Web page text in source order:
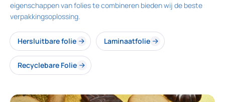
eigenschappen van folies te combineren bieden wij de beste
verpakkingsoplossing.
Hersluitbare folie Laminaatfolie
Recyclebare Folie